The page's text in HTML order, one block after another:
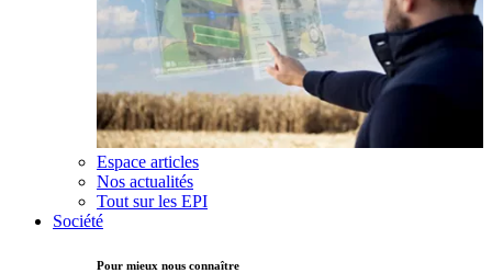
Espace articles
Nos actualités
Tout sur les EPI
Société
Pour mieux nous connaître